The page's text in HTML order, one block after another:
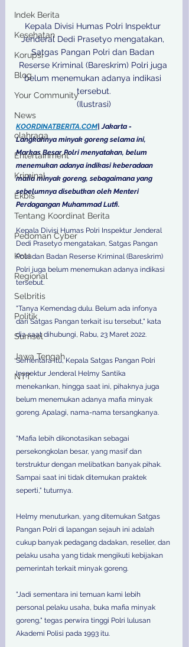
Indek Berita
Kesehatan
Korupsi
Blog
Your Community
News
olahraga
Entertainment
Kriminal
Ekbis
Tentang Koordinat Berita
Pedoman Cyber
Kota
Regional
Selbritis
Politik
Sumsel
Jawa Tengah
NTT
Kepala Divisi Humas Polri Inspektur
Jenderal Dedi Prasetyo mengatakan,
Satgas Pangan Polri dan Badan
Reserse Kriminal (Bareskrim) Polri juga
belum menemukan adanya indikasi
tersebut.
KOORDINATBERITA.COM | Jakarta -
Langkahnya minyak goreng selama ini,
Markas Besar Polri menyatakan, belum
menemukan adanya indikasi keberadaan
mafia minyak goreng, sebagaimana yang
sebelumnya disebutkan oleh Menteri
Perdagangan Muhammad Lutfi.
Kepala Divisi Humas Polri Inspektur Jenderal
Dedi Prasetyo mengatakan, Satgas Pangan
Polri dan Badan Reserse Kriminal (Bareskrim)
Polri juga belum menemukan adanya indikasi
tersebut.
"Tanya Kemendag dulu. Belum ada infonya
dari Satgas Pangan terkait isu tersebut," kata
dia saat dihubungi, Rabu, 23 Maret 2022.
Sementara itu, Kepala Satgas Pangan Polri
Inspektur Jenderal Helmy Santika
menekankan, hingga saat ini, pihaknya juga
belum menemukan adanya mafia minyak
goreng. Apalagi, nama-nama tersangkanya.
"Mafia lebih dikonotasikan sebagai
persekongkolan besar, yang masif dan
terstruktur dengan melibatkan banyak pihak.
Sampai saat ini tidak ditemukan praktek
seperti," tuturnya.
Helmy menuturkan, yang ditemukan Satgas
Pangan Polri di lapangan sejauh ini adalah
cukup banyak pedagang dadakan, reseller, dan
pelaku usaha yang tidak mengikuti kebijakan
pemerintah terkait minyak goreng.
"Jadi sementara ini temuan kami lebih
personal pelaku usaha, buka mafia minyak
goreng," tegas perwira tinggi Polri lulusan
Akademi Polisi pada 1993 itu.